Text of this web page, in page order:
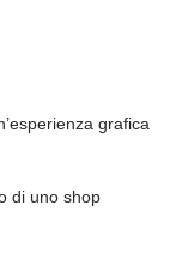
grafica
di uno shop